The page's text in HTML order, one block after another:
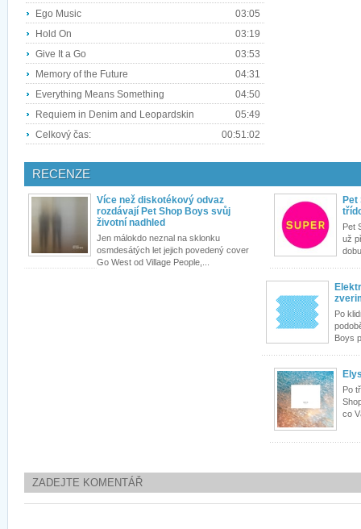
Ego Music
03:05
Hold On
03:19
Give It a Go
03:53
Memory of the Future
04:31
Everything Means Something
04:50
Requiem in Denim and Leopardskin
05:49
Celkový čas:
00:51:02
RECENZE
Více než diskotékový odvaz
rozdávají Pet Shop Boys svůj
životní nadhled
Jen málokdo neznal na sklonku
osmdesátých let jejich povedený cover
Go West od Village People,...
Pet
už
Po
Boys
Po
co
ZADEJTE KOMENTÁŘ